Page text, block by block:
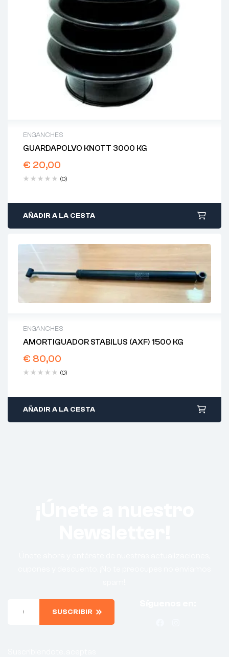
ENGANCHES
GUARDAPOLVO KNOTT 3000 KG
€ 20,00
(0)
AÑADIR A LA CESTA
ENGANCHES
AMORTIGUADOR STABILUS (AXF) 1500 KG
€ 80,00
(0)
AÑADIR A LA CESTA
SUSCRIBIR